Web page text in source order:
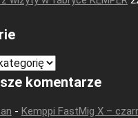
komentarze
- Kemppi FastMig X –